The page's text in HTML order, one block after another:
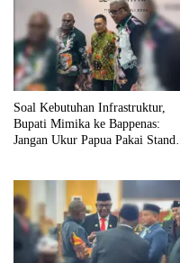
Soal Kebutuhan Infrastruktur,
Bupati Mimika ke Bappenas:
Jangan Ukur Papua Pakai Standar